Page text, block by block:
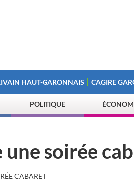
HAUT-GARONNAIS CAGIRE
POLITIQUE
une soirée
CABARET